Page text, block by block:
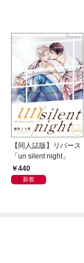
【同人誌版】リバース
「un silent night」
440
新着